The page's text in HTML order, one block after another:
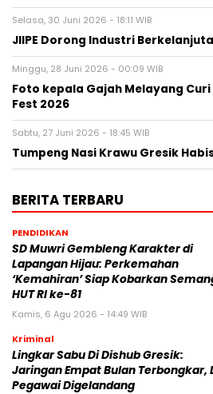
Selasa, 30 Juni 2026 - 18:11 WIB
JIIPE Dorong Industri
Minggu, 28 Juni 2026 - 00:09 WIB
Foto kepala Gajah Melayang
Fest 2026
Sabtu, 27 Juni 2026 - 18:45 WIB
Tumpeng Nasi Krawu Gresik
BERITA TERBARU
PENDIDIKAN
SD Muwri Gembleng Karakter di
Lapangan Hijau: Perkemahan
‘Kemahiran’ Siap Kobarkan
HUT RI ke-81
Kamis, 6 Agu 2026 - 14:49 WIB
Kriminal
Lingkar Sabu Di Dishub Gresik:
Jaringan Empat Bulan Terbongkar,
Pegawai Digelandang